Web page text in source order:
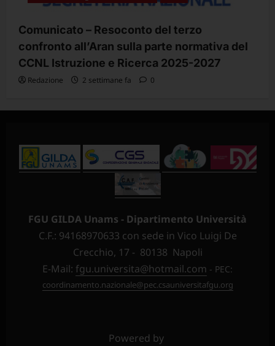
Comunicato – Resoconto del terzo
confronto all’Aran sulla parte normativa del
CCNL Istruzione e Ricerca 2025-2027
Redazione 2 settimane fa 0
FGU GILDA Unams - Dipartimento Università
C.F.: 94168970633 con sede in Vico Luigi De
Crecchio, 17 - 80138 Napoli
E-Mail: fgu.universita@hotmail.com - PEC:
coordinamento.nazionale@pec.csauniversitafgu.org
Powered by